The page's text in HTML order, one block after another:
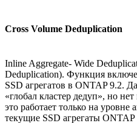
Cross Volume Deduplication
Inline Aggregate- Wide
Deduplication). Функция
SSD агрегатов в ONTAP 9.2.
«глобал кластер дедуп», но
это работает только на уровне
текущие SSD агрегаты